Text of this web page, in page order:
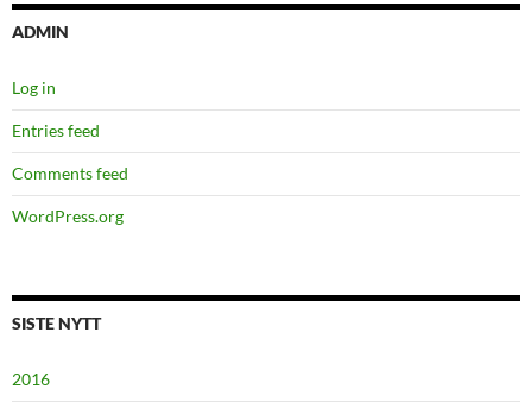
ADMIN
Log in
Entries feed
Comments feed
WordPress.org
SISTE NYTT
2016